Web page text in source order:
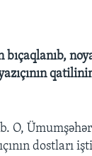
O,
dostları